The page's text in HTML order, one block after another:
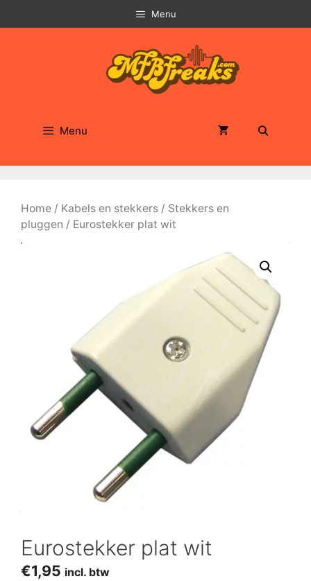
naar
Menu
Menu
Home / Kabels en stekkers / Stekkers en
pluggen / Eurostekker plat wit
Eurostekker plat wit
€1,95 incl. btw